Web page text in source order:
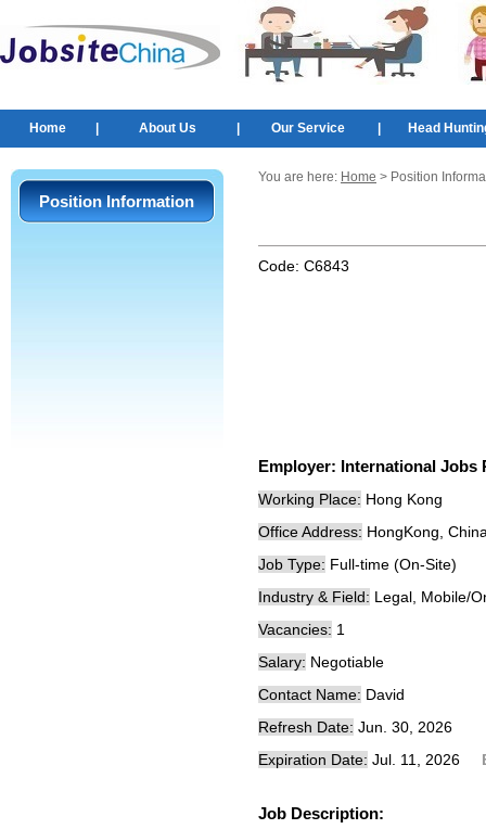
Home About Us Our Service Head
Position Information
You are here: Home > Position
Code: C6843
Employer: International Jobs
Working Place: Hong Kong
Office Address: HongKong,
Job Type: Full-time (On-Site)
Industry & Field: Legal, Mobile/
Vacancies: 1
Salary: Negotiable
Contact Name: David
Refresh Date: Jun. 30, 2026
Expiration Date: Jul. 11, 2026
Job Description: